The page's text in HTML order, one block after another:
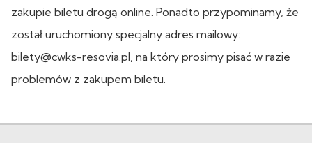
zakupie biletu drogą online. Ponadto przypominamy, że
został uruchomiony specjalny adres mailowy:
bilety@cwks-resovia.pl, na który prosimy pisać w razie
problemów z zakupem biletu.